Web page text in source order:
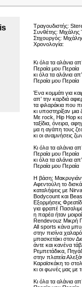
Τραγουδιστής:
Συνθέτης: Μιχάλης
Στιχουργός:
Χρονολογία:
Κι όλα τα αλάνια
Περαία μου Περαία
κι όλα τα αλάνια
Περαία μου Περαία
Ένα κομμάτι για
απ’ την καρδιά
τα φιλαράκια που
κι υποστηρίξαν
Με rock, Hip Hop
ταξίδια, όνειρα,
μα η αγάπη τους
κι οι αναμνήσεις
Κι όλα τα αλάνια
Περαία μου Περαία
κι όλα τα αλάνια
Περαία μου Περαία
Η βάση;
Αφεντούλη το
καταλήψεις με
Bodycount και
Εξορμήσεις
για φραπέ
η παρέα ήταν
Rendevouz Μικρή
All sports κάνα
στην πισίνα
μπασκετάκι στον
άντε και κανένα
Ρεμπετάδικα,
στην πλατεία
Καραϊσκάκη το
κι οι φωνές μας με
Κι όλα τα αλάνια